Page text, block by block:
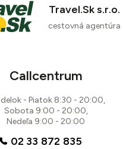
Travel.Sk s.r.o.
cestovná agentúra
Callcentrum
- Piatok 8:30 - 20:00,
Sobota 9:00 - 20:00,
Nedeľa 9:00 - 20:00
02 33 872 835